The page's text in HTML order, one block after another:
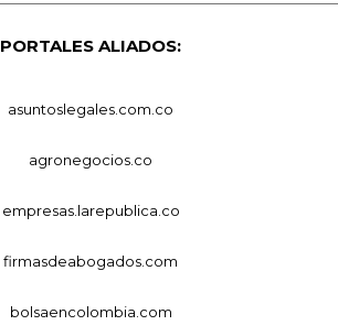
PORTALES ALIADOS:
asuntoslegales.com.co
agronegocios.co
empresas.larepublica.co
firmasdeabogados.com
bolsaencolombia.com